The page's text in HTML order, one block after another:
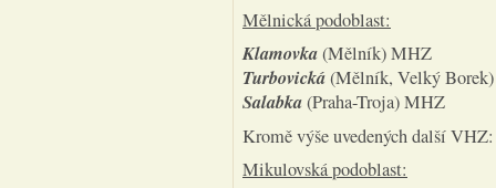
Mělnická podoblast:
Klamovka(Mělník) MHZ
Turbovická(Mělník, Velký
Salabka(Praha-Troja) MHZ
Kromě výše uvedených další
Mikulovská podoblast: